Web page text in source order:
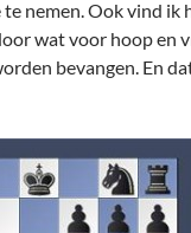
nemen. Ook vind ik
wat voor hoop en
bevangen. En